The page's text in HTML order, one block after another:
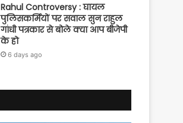
Rahul Controversy : घायल
पुलिसकर्मियों पर सवाल सुन राहुल
गांधी पत्रकार से बोले क्या आप बीजेपी
के हो
6 days ago